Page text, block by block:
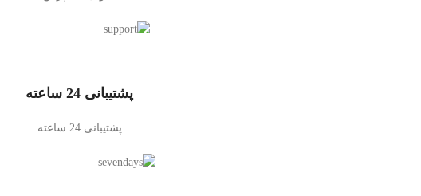
پشتیبانی 24 ساعته
پشتیبانی 24 ساعته